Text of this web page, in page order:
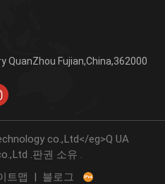
QuanZhou Fujian,China,362000
co.,Ltd</eg>Q UA
.판권 소유 .
트맵 | 블로그